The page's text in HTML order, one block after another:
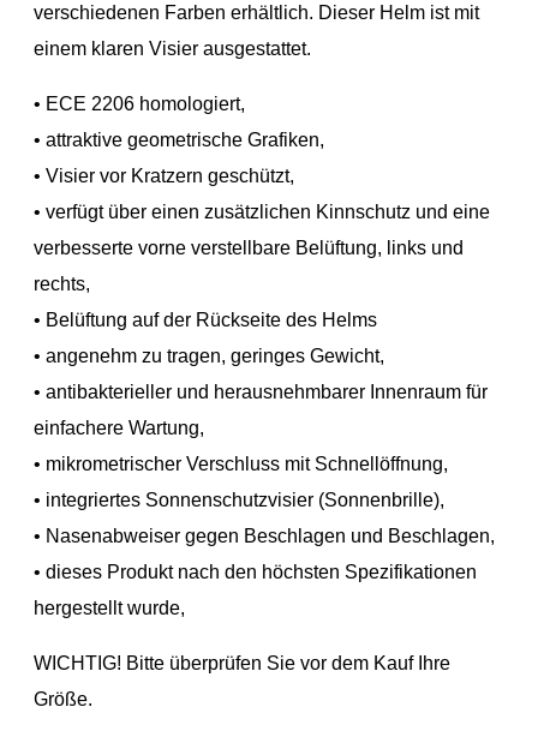
verschiedenen Farben erhältlich. Dieser Helm ist mit
einem klaren Visier ausgestattet.
• ECE 2206 homologiert,
• attraktive geometrische Grafiken,
• Visier vor Kratzern geschützt,
• verfügt über einen zusätzlichen Kinnschutz und eine
verbesserte vorne verstellbare Belüftung, links und
rechts,
• Belüftung auf der Rückseite des Helms
• angenehm zu tragen, geringes Gewicht,
• antibakterieller und herausnehmbarer Innenraum für
einfachere Wartung,
• mikrometrischer Verschluss mit Schnellöffnung,
• integriertes Sonnenschutzvisier (Sonnenbrille),
• Nasenabweiser gegen Beschlagen und Beschlagen,
• dieses Produkt nach den höchsten Spezifikationen
hergestellt wurde,
WICHTIG! Bitte überprüfen Sie vor dem Kauf Ihre
Größe.